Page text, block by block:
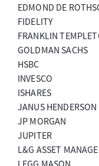
EDMOND DE
FIDELITY
FRANKLIN
GOLDMAN SACHS
HSBC
INVESCO
ISHARES
JANUS
JP MORGAN
JUPITER
L&G ASSET